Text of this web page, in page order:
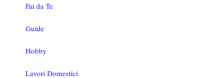
Fai da Te
Guide
Hobby
Lavori Domestici